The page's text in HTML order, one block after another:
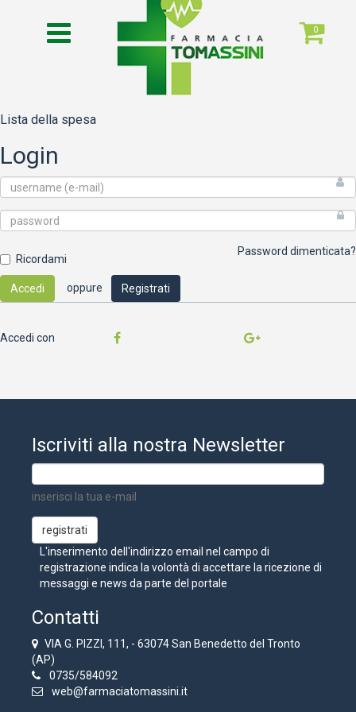
0
Lista della spesa
Login
Ricordami
Password dimenticata?
Accedi oppure Registrati
Accedi con
Iscriviti alla nostra Newsletter
inserisci la tua e-mail
L'inserimento dell'indirizzo email nel campo di
registrazione indica la volontà di accettare la ricezione di
messaggi e news da parte del portale
Contatti
VIA G. PIZZI, 111, - 63074 San Benedetto del Tronto
(AP)
0735/584092
web@farmaciatomassini.it